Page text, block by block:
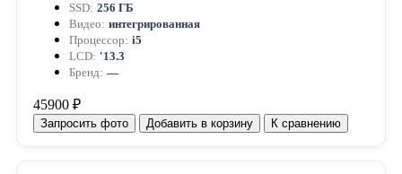
SSD: 256 ГБ
Видео: интегрированная
Процессор: i5
LCD: '13.3
Бренд: —
45900 ₽
Запросить фото Добавить в корзину К сравнению